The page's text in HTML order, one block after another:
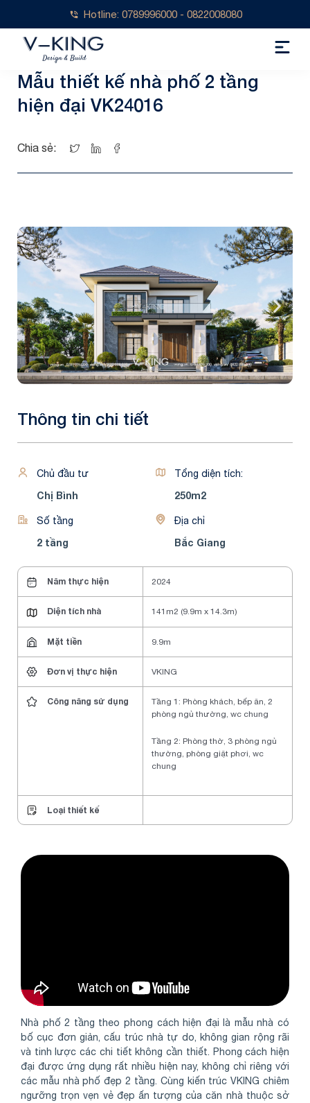
Hotline: 0789996000 - 0822008080
Mẫu thiết kế nhà phố 2 tầng
hiện đại VK24016
Chia sẻ:
Thông tin chi tiết
Chủ đầu tư
Chị Bình
Tổng diện tích:
250m2
Số tầng
2 tầng
Địa chỉ
Bắc Giang
Năm thực hiện 2024
Diện tích nhà 141m2 (9.9m x 14.3m)
Mặt tiền 9.9m
Đơn vị thực hiện VKING
Công năng sử dụng
Tầng 1: Phòng khách, bếp ăn, 2
phòng ngủ thường, wc chung
Tầng 2: Phòng thờ, 3 phòng ngủ
thường, phòng giặt phơi, wc
chung
Loại thiết kế
Nhà phố 2 tầng theo phong cách hiện đại là mẫu nhà có
bố cục đơn giản, cấu trúc nhà tự do, không gian rộng rãi
và tinh lược các chi tiết không cần thiết. Phong cách hiện
đại được ứng dụng rất nhiều hiện nay, không chỉ riêng với
các mẫu nhà phố đẹp 2 tầng. Cùng kiến trúc VKING chiêm
ngưỡng trọn vẹn vẻ đẹp ấn tượng của căn nhà thuộc sở